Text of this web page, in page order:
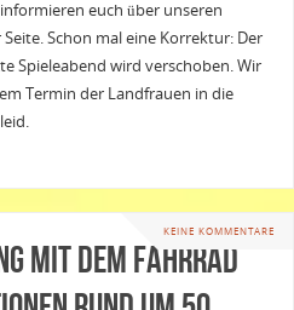
euch über unseren
Schon mal eine Korrektur: Der
Spieleabend wird verschoben. Wir
Termin der Landfrauen in die
KEINE KOMMENTARE
mit dem Fahrrad